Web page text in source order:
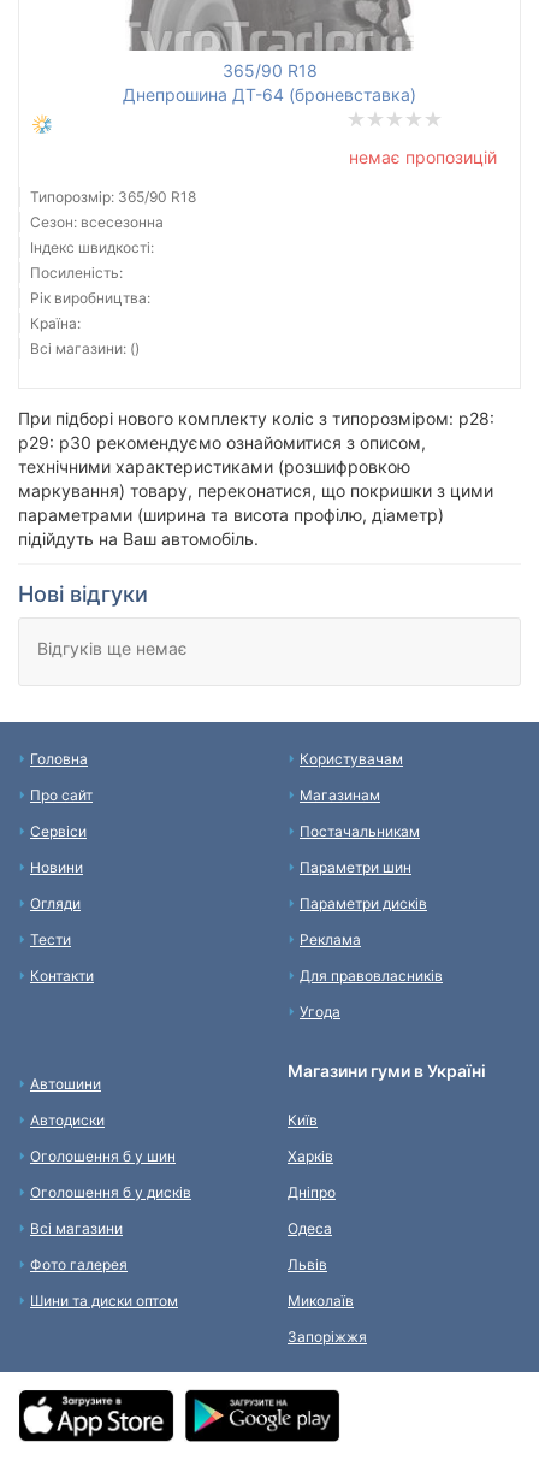
365/90 R18
Днепрошина ДТ-64 (броневставка)
немає пропозицій
Типорозмір: 365/90 R18
Сезон: всесезонна
Індекс швидкості:
Посиленість:
Рік виробництва:
Країна:
Всі магазини: ()
При підборі нового комплекту коліс з типорозміром: p28:
p29: p30 рекомендуємо ознайомитися з описом,
технічними характеристиками (розшифровкою
маркування) товару, переконатися, що покришки з цими
параметрами (ширина та висота профілю, діаметр)
підійдуть на Ваш автомобіль.
Нові відгуки
Відгуків ще немає
Головна
Про сайт
Сервіси
Новини
Огляди
Тести
Контакти
Користувачам
Магазинам
Постачальникам
Параметри шин
Параметри дисків
Реклама
Для правовласників
Угода
Автошини
Автодиски
Оголошення б у шин
Оголошення б у дисків
Всі магазини
Фото галерея
Шини та диски оптом
Магазини гуми в Україні
Київ
Харків
Дніпро
Одеса
Львів
Миколаїв
Запоріжжя